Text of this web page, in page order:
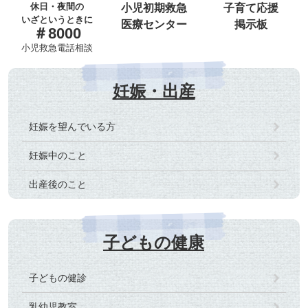
休日・夜間の
いざというときに
＃8000
小児救急電話相談
小児初期救急
医療センター
子育て応援
掲示板
妊娠・出産
妊娠を望んでいる方
妊娠中のこと
出産後のこと
子どもの健康
子どもの健診